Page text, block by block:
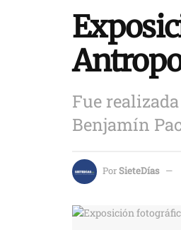
Fue
Benjamín
PorSieteDías